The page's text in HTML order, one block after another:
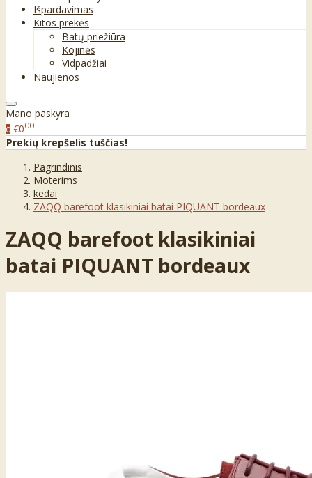
Išpardavimas
Kitos prekės
Batų priežiūra
Kojinės
Vidpadžiai
Naujienos
Mano paskyra
0 €000
Prekių krepšelis tuščias!
Pagrindinis
Moterims
kedai
ZAQQ barefoot klasikiniai batai PIQUANT bordeaux
ZAQQ barefoot klasikiniai
batai PIQUANT bordeaux